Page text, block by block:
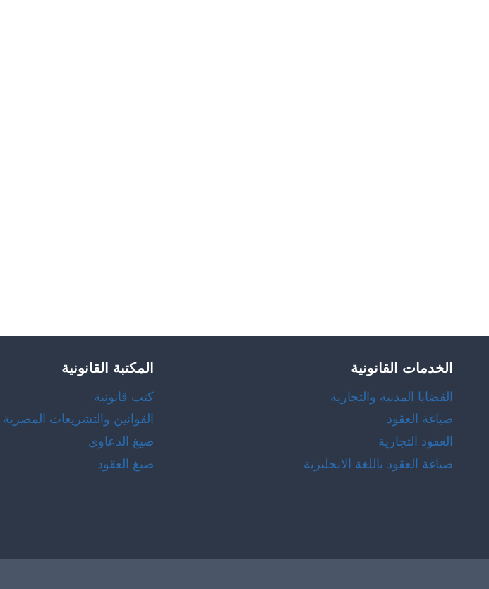
الخدمات القانونية
القضايا المدنية والتجارية
صياغة العقود
العقود التجارية
صياغة العقود باللغة الانجليزية
المكتبة القانونية
كتب قانونية
القوانين والتشريعات المصرية
صيغ الدعاوى
صيغ العقود